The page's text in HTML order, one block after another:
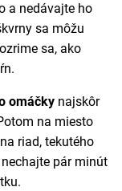
a nedávajte ho
sa môžu
sa, ako
omáčky najskôr
na miesto
riad, tekutého
pár minút